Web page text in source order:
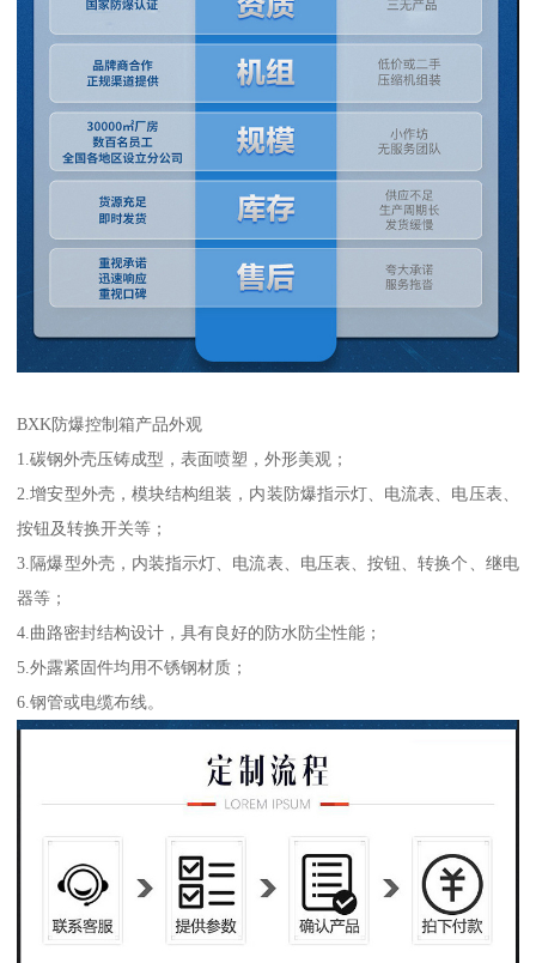
BXK防爆控制箱产品外观
1.碳钢外壳压铸成型，表面喷塑，外形美观；
2.增安型外壳，模块结构组装，内装防爆指示灯、电流表、电压表、
按钮及转换开关等；
3.隔爆型外壳，内装指示灯、电流表、电压表、按钮、转换个、继电
器等；
4.曲路密封结构设计，具有良好的防水防尘性能；
5.外露紧固件均用不锈钢材质；
6.钢管或电缆布线。